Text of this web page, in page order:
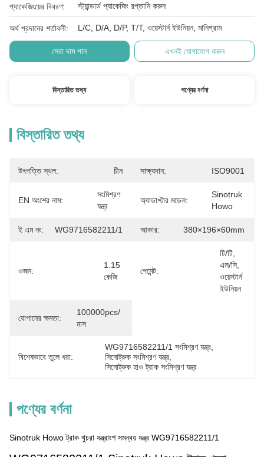
প্যাকেজিংয়ের বিবরণ: স্ট্যান্ডার্ড প্যাকেজিং রপ্তানি করুন
অর্থ প্রদানের শর্তাবলী: L/C, D/A, D/P, T/T, ওয়েস্টার্ন ইউনিয়ন, মানিগ্রাম
সেরা দাম পান এখনই যোগাযোগ করুন
বিস্তারিত তথ্য পণ্যের বর্ণনা
বিস্তারিত তথ্য
উৎপত্তি স্থল: চীন সাক্ষ্যদান: ISO9001
EN অংশের নাম:
সংমিশ্রণ
যন্ত্র
অ্যাডাপ্টার মডেল:
Sinotruk
Howo
ই এম নং: WG9716582211/1 আকার: 380×196×60mm
ওজন:
1.15
কেজি
পেমেন্ট:
টি/টি,
এল/সি,
ওয়েস্টার্ন
ইউনিয়ন
যোগানের ক্ষমতা:
100000pcs/
মাস
বিশেষভাবে তুলে ধরা:
WG9716582211/1 সংমিশ্রণ যন্ত্র
সিনোট্রুক সংমিশ্রণ যন্ত্র
সিনোট্রুক হাও ট্রাক সংমিশ্রণ যন্ত্র
পণ্যের বর্ণনা
Sinotruk Howo ট্রাক খুচরা যন্ত্রাংশ সমন্বয় যন্ত্র WG9716582211/1